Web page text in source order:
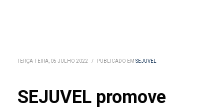
TERÇA-FEIRA, 05 JULHO 2022 / PUBLICADO EM SEJUVEL
SEJUVEL promove